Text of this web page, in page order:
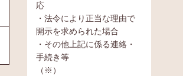
応
・法令により正当な理由で
開示を求められた場合
・その他上記に係る連絡・
手続き等
（※）